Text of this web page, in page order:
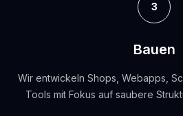
3
Bauen
Wir entwickeln Shops, Webapps,
Tools mit Fokus auf saubere